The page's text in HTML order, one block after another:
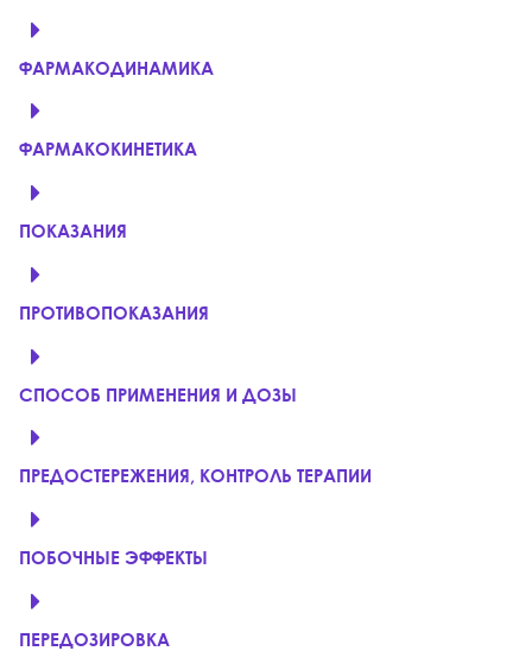
ФАРМАКОДИНАМИКА
ФАРМАКОКИНЕТИКА
ПОКАЗАНИЯ
ПРОТИВОПОКАЗАНИЯ
СПОСОБ ПРИМЕНЕНИЯ И ДОЗЫ
ПРЕДОСТЕРЕЖЕНИЯ, КОНТРОЛЬ ТЕРАПИИ
ПОБОЧНЫЕ ЭФФЕКТЫ
ПЕРЕДОЗИРОВКА